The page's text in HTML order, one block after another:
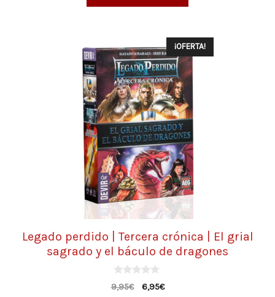
¡OFERTA!
Legado perdido | Tercera crónica | El grial
sagrado y el báculo de dragones
0
d
9,95€ 6,95€